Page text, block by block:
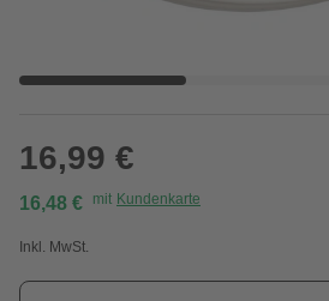
16,99 €
16,48 € mit Kundenkarte
Inkl. MwSt.